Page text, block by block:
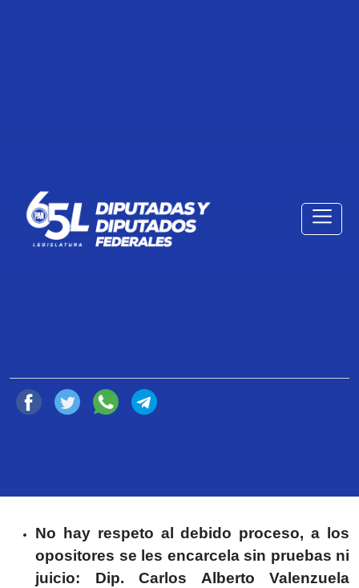
BOLETÍN. INE Y PRESOS POLÍTICOS
No hay respeto al debido proceso, a los
opositores se les encarcela sin pruebas ni
juicio: Dip. Carlos Alberto Valenzuela